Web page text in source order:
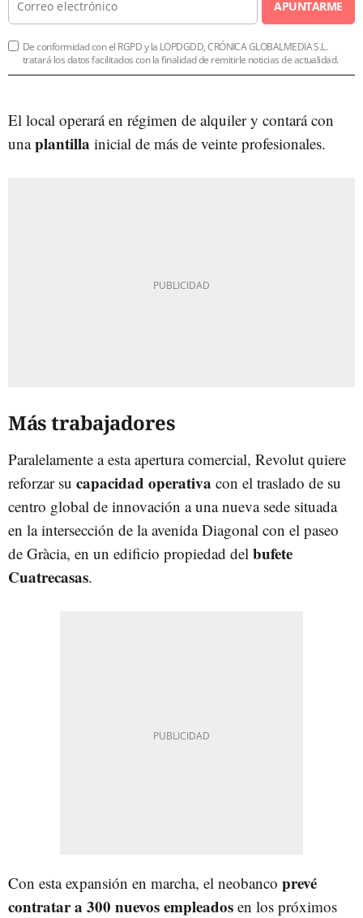
APUNTARME
De conformidad con el RGPD y la LOPDGDD, CRÓNICA GLOBALMEDIA S.L.
tratará los datos facilitados con la finalidad de remitirle noticias de actualidad.
El local operará en régimen de alquiler y contará con
unaplantilla inicial de más de veinte profesionales.
Más trabajadores
Paralelamente a esta apertura comercial, Revolut quiere
reforzar su capacidad operativa con el traslado de su
centro global de innovación a una nueva sede situada
en la intersección de la avenida Diagonal con el paseo
de Gràcia, en un edificio propiedad del bufete
Cuatrecasas.
Con esta expansión en marcha, el neobanco prevé
contratar a 300 nuevos empleados en los próximos